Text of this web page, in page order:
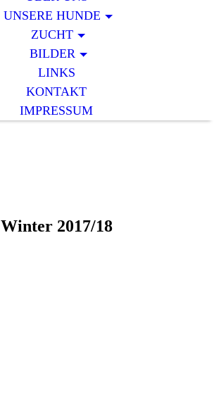
UNSERE HUNDE
ZUCHT
BILDER
LINKS
KONTAKT
IMPRESSUM
Winter 2017/18